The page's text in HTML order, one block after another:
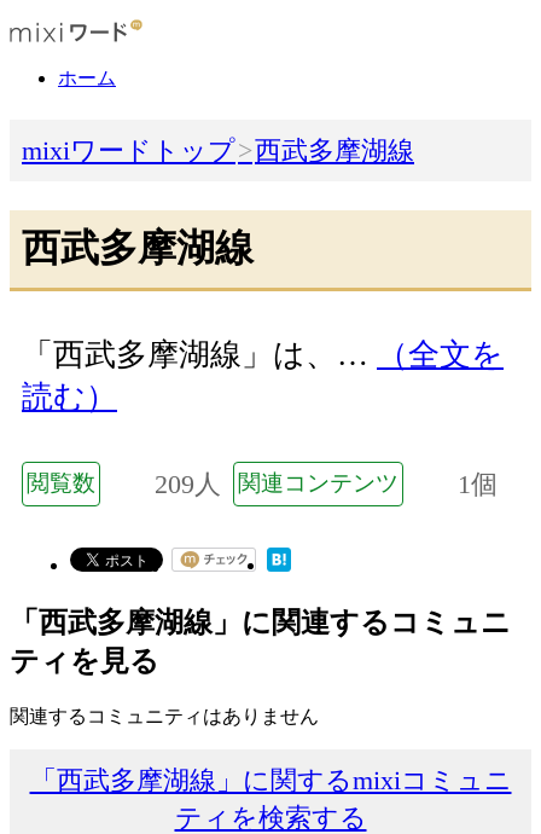
ホーム
mixiワードトップ 西武多摩湖線
西武多摩湖線
「西武多摩湖線」は、…
（全文を
読む）
閲覧数 209人 関連コンテンツ 1個
「西武多摩湖線」に関連するコミュニ
ティを見る
関連するコミュニティはありません
「西武多摩湖線」に関するmixiコミュニ
ティを検索する